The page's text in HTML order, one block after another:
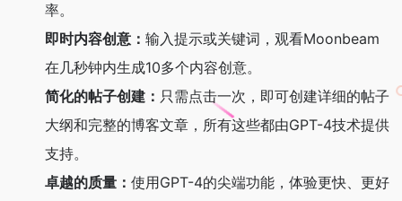
率。
即时内容创意： 输入提示或关键词，观看Moonbeam
在几秒钟内生成10多个内容创意。
简化的帖子创建： 只需点击一次，即可创建详细的帖子
大纲和完整的博客文章，所有这些都由GPT-4技术提供
支持。
卓越的质量： 使用GPT-4的尖端功能，体验更快、更好